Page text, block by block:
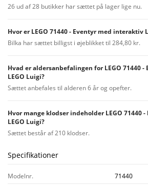
26 ud af 28 butikker har sættet på lager lige nu.
Hvor er LEGO 71440 - Eventyr med interaktiv
Bilka har sættet billigst i øjeblikket til 284,80 kr.
Hvad er aldersanbefalingen for LEGO 71440
LEGO Luigi?
Sættet anbefales til alderen 6 år og opefter.
Hvor mange klodser indeholder LEGO 71440
LEGO Luigi?
Sættet består af 210 klodser.
Specifikationer
Modelnr.
71440